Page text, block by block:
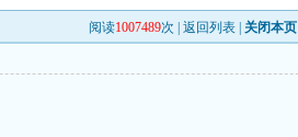
阅读1007489次 |返回列表 关闭本页